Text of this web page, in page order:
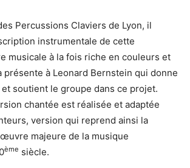
Percussions Claviers de Lyon, il
instrumentale de cette
musicale à la fois riche en couleurs et
présente à Leonard Bernstein qui donne
soutient le groupe dans ce projet.
chantée est réalisée et adaptée
version qui reprend ainsi la
majeure de la musique
ème siècle.